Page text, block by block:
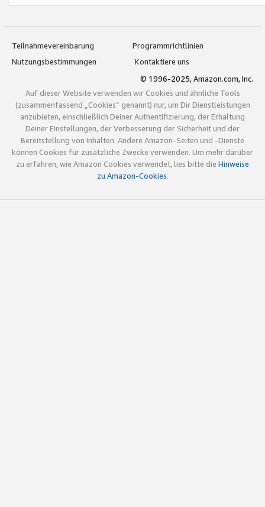
Teilnahmevereinbarung
Programmrichtlinien
Nutzungsbestimmungen
Kontaktiere uns
© 1996-2025, Amazon.com, Inc.
Auf dieser Website verwenden wir Cookies und ähnliche Tools
(zusammenfassend „Cookies“ genannt) nur, um Dir Dienstleistungen
anzubieten, einschließlich Deiner Authentifizierung, der Erhaltung
Deiner Einstellungen, der Verbesserung der Sicherheit und der
Bereitstellung von Inhalten. Andere Amazon-Seiten und -Dienste
können Cookies für zusätzliche Zwecke verwenden. Um mehr darüber
zu erfahren, wie Amazon Cookies verwendet, lies bitte die Hinweise
zu Amazon-Cookies.